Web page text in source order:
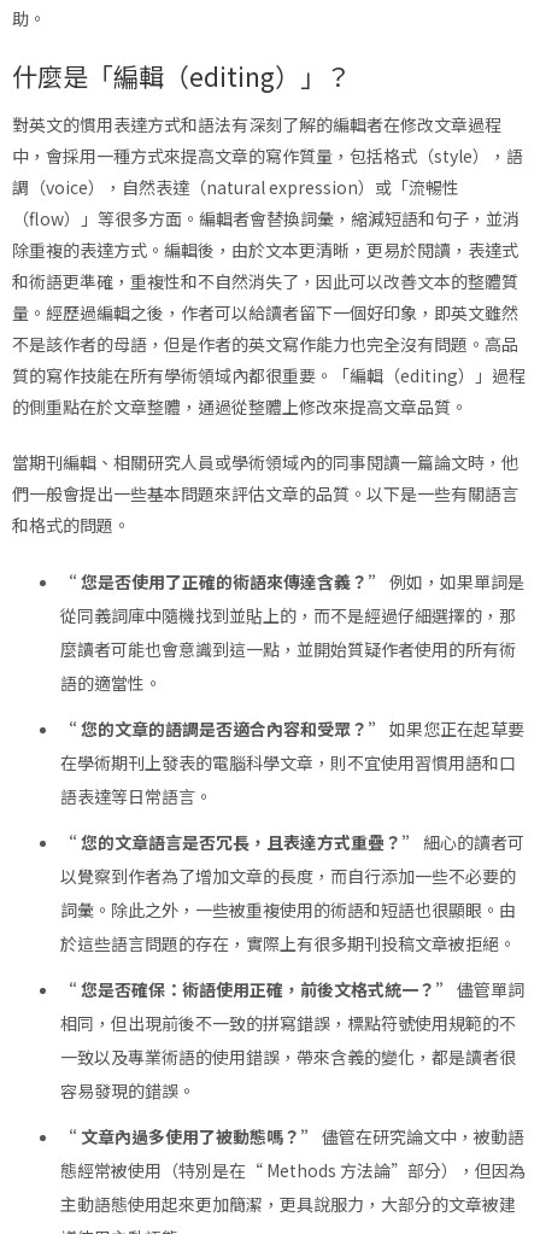
助。
什麼是「編輯（editing）」？
對英文的慣用表達方式和語法有深刻了解的編輯者在修改文章過程
中，會採用一種方式來提高文章的寫作質量，包括格式（style），語
調（voice），自然表達（natural expression）或「流暢性
（flow）」等很多方面。編輯者會替換詞彙，縮減短語和句子，並消
除重複的表達方式。編輯後，由於文本更清晰，更易於閱讀，表達式
和術語更準確，重複性和不自然消失了，因此可以改善文本的整體質
量。經歷過編輯之後，作者可以給讀者留下一個好印象，即英文雖然
不是該作者的母語，但是作者的英文寫作能力也完全沒有問題。高品
質的寫作技能在所有學術領域內都很重要。「編輯（editing）」過程
的側重點在於文章整體，通過從整體上修改來提高文章品質。
當期刊編輯、相關研究人員或學術領域內的同事閱讀一篇論文時，他
們一般會提出一些基本問題來評估文章的品質。以下是一些有關語言
和格式的問題。
“ 您是否使用了正確的術語來傳達含義？” 例如，如果單詞是
從同義詞庫中隨機找到並貼上的，而不是經過仔細選擇的，那
麼讀者可能也會意識到這一點，並開始質疑作者使用的所有術
語的適當性。
“ 您的文章的語調是否適合內容和受眾？” 如果您正在起草要
在學術期刊上發表的電腦科學文章，則不宜使用習慣用語和口
語表達等日常語言。
“ 您的文章語言是否冗長，且表達方式重疊？” 細心的讀者可
以覺察到作者為了增加文章的長度，而自行添加一些不必要的
詞彙。除此之外，一些被重複使用的術語和短語也很顯眼。由
於這些語言問題的存在，實際上有很多期刊投稿文章被拒絕。
“ 您是否確保：術語使用正確，前後文格式統一？” 儘管單詞
相同，但出現前後不一致的拼寫錯誤，標點符號使用規範的不
一致以及專業術語的使用錯誤，帶來含義的變化，都是讀者很
容易發現的錯誤。
“ 文章內過多使用了被動態嗎？” 儘管在研究論文中，被動語
態經常被使用（特別是在“ Methods 方法論”部分），但因為
主動語態使用起來更加簡潔，更具說服力，大部分的文章被建